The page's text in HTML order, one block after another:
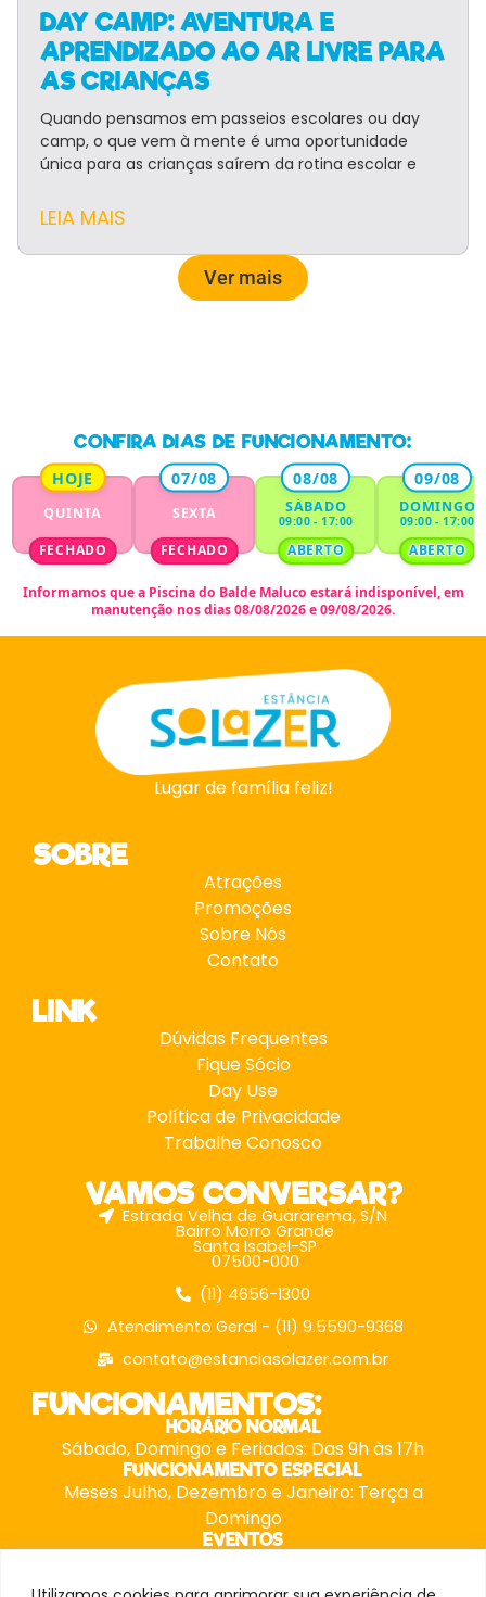
DAY CAMP: AVENTURA E
APRENDIZADO AO AR LIVRE PARA
AS CRIANÇAS
Quando pensamos em passeios escolares ou day
camp, o que vem à mente é uma oportunidade
única para as crianças saírem da rotina escolar e
LEIA MAIS
Ver mais
CONFIRA DIAS DE FUNCIONAMENTO:
HOJE
QUINTA
FECHADO
07/08
SEXTA
FECHADO
08/08
SÁBADO
09:00 - 17:00
ABERTO
09/08
DOMINGO
09:00 - 17:00
ABERTO
Informamos que a Piscina do Balde Maluco estará indisponível,em
manutenção nos dias 08/08/2026 e 09/08/2026.
Lugar de família feliz!
SOBRE
Atrações
Promoções
Sobre Nós
Contato
LINK
Dúvidas Frequentes
Fique Sócio
Day Use
Política de Privacidade
Trabalhe Conosco
VAMOS CONVERSAR?
Estrada Velha de Guararema, S/N
Bairro Morro Grande
Santa Isabel-SP
07500-000
(11) 4656-1300
Atendimento Geral - (11) 9.5590-9368
contato@estanciasolazer.com.br
FUNCIONAMENTOS:
HORÁRIO NORMAL
Sábado, Domingo e Feriados: Das 9h às 17h
FUNCIONAMENTO ESPECIAL
Meses Julho, Dezembro e Janeiro: Terça a
Domingo
EVENTOS
equipe.